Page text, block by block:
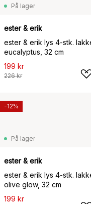
På lager
ester & erik
ester & erik lys 4-stk.
eucalyptus, 32 cm
199 kr
226 kr
På lager
ester & erik
ester & erik lys 4-stk.
olive glow, 32 cm
199 kr
-12%